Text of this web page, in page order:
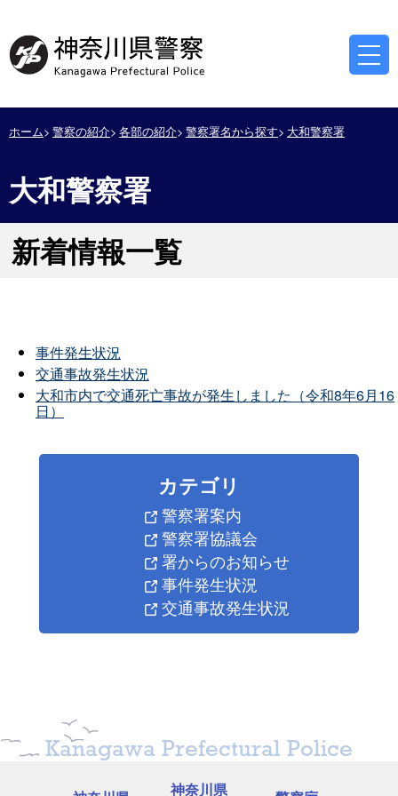
ホーム 警察の紹介 各部の紹介 警察署名から探す 大和警察署
大和警察署
新着情報一覧
事件発生状況
交通事故発生状況
大和市内で交通死亡事故が発生しました（令和8年6月16
日）
カテゴリ
警察署案内
警察署協議会
署からのお知らせ
事件発生状況
交通事故発生状況
Kanagawa Prefectural Police
神奈川県